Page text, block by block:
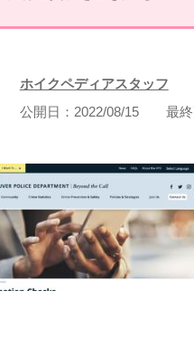
ホイクペディアスタッフ
公開日： 2022/08/15 最